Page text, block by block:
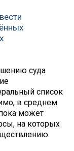
суда
список
в среднем
может
на которых